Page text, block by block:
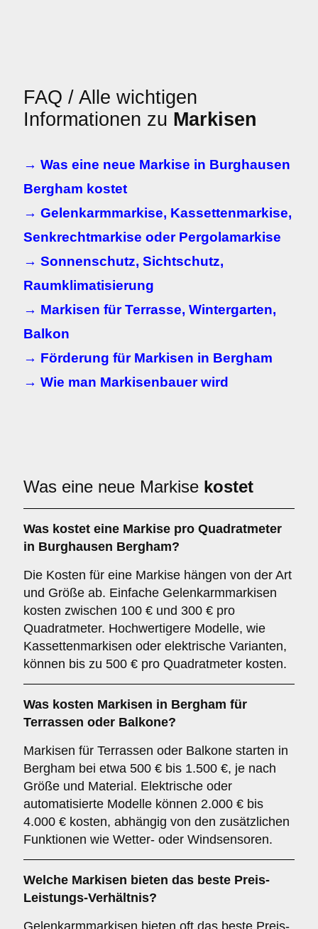
FAQ / Alle wichtigen
Informationen zu Markisen
→ Was eine neue Markise in Burghausen
Bergham kostet
→ Gelenkarmmarkise, Kassettenmarkise,
Senkrechtmarkise oder Pergolamarkise
→ Sonnenschutz, Sichtschutz,
Raumklimatisierung
→ Markisen für Terrasse, Wintergarten,
Balkon
→ Förderung für Markisen in Bergham
→ Wie man Markisenbauer wird
Was eine neue Markise kostet
Was kostet eine Markise pro Quadratmeter
in Burghausen Bergham?
Die Kosten für eine Markise hängen von der Art
und Größe ab. Einfache Gelenkarmmarkisen
kosten zwischen 100 € und 300 € pro
Quadratmeter. Hochwertigere Modelle, wie
Kassettenmarkisen oder elektrische Varianten,
können bis zu 500 € pro Quadratmeter kosten.
Was kosten Markisen in Bergham für
Terrassen oder Balkone?
Markisen für Terrassen oder Balkone starten in
Bergham bei etwa 500 € bis 1.500 €, je nach
Größe und Material. Elektrische oder
automatisierte Modelle können 2.000 € bis
4.000 € kosten, abhängig von den zusätzlichen
Funktionen wie Wetter- oder Windsensoren.
Welche Markisen bieten das beste Preis-
Leistungs-Verhältnis?
Gelenkarmmarkisen bieten oft das beste Preis-